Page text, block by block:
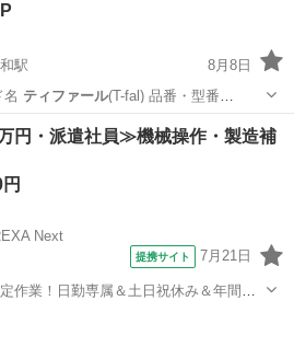
駅
8月8日
ド名 ティファール(T-fal) 品番・型番
キッチン家電
円・派遣社員≫機械操作・製造補
Next
提携サイト 7月21日
作業！日勤専属＆土日祝休み＆年間休